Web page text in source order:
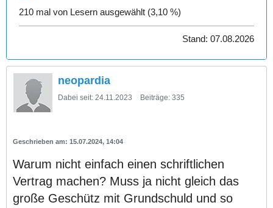
210 mal von Lesern ausgewählt (3,10 %)
Stand: 07.08.2026
neopardia
Dabei seit: 24.11.2023 Beiträge: 335
15.07.2024, 14:04
Warum nicht einfach einen schriftlichen
Vertrag machen? Muss ja nicht gleich das
große Geschütz mit Grundschuld und so